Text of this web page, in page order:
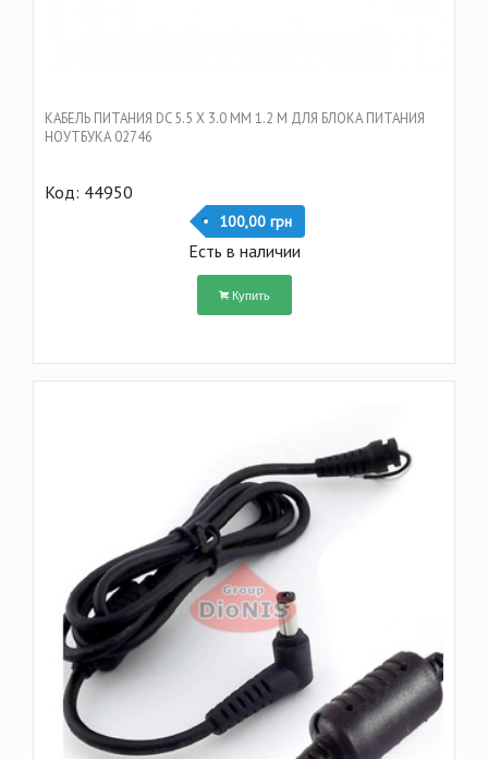
КАБЕЛЬ ПИТАНИЯ DC 5.5 Х 3.0 ММ 1.2 M ДЛЯ БЛОКА ПИТАНИЯ
НОУТБУКА 02746
Код: 44950
100,00 грн
Есть в наличии
Купить